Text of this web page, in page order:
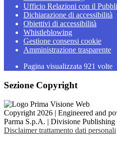
Ufficio Relazioni con il
Dichiarazione di accessibilità
Obiettivi di accessibilità
Whistleblowing
Gestione consensi cookie
Amministrazione trasparente
Pagina visualizzata 921 volte
Sezione Copyright
Copyright 2026 | Engineered and
Parma S.p.A. | Divisione
Disclaimer trattamento dati personali